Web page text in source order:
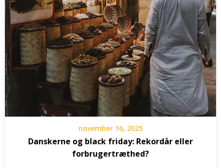
november 16, 2025
Danskerne og black friday: Rekordår eller
forbrugertræthed?